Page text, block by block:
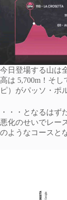
今日登場する山は
高は 5,700m！そ
ピ）がパッソ・ポ
・・・となるはず
悪化のせいでレー
のようなコースと